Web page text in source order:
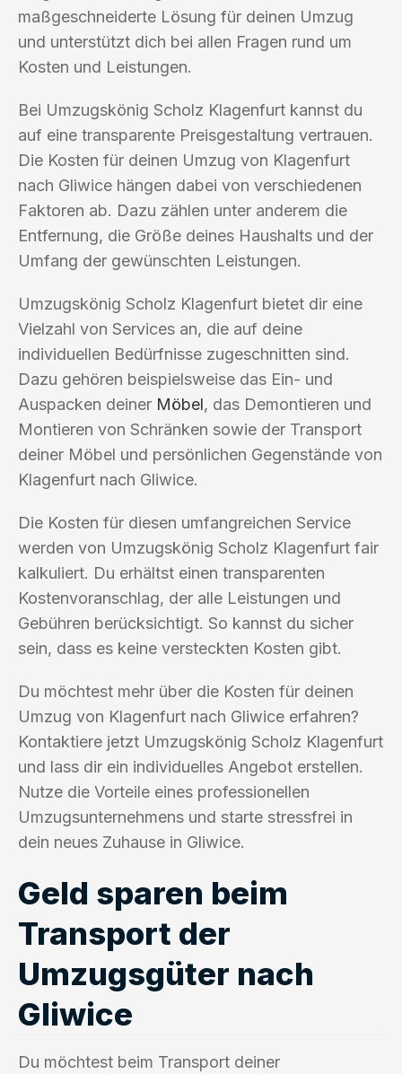
maßgeschneiderte Lösung für deinen Umzug
und unterstützt dich bei allen Fragen rund um
Kosten und Leistungen.
Bei Umzugskönig Scholz Klagenfurt kannst du
auf eine transparente Preisgestaltung vertrauen.
Die Kosten für deinen Umzug von Klagenfurt
nach Gliwice hängen dabei von verschiedenen
Faktoren ab. Dazu zählen unter anderem die
Entfernung, die Größe deines Haushalts und der
Umfang der gewünschten Leistungen.
Umzugskönig Scholz Klagenfurt bietet dir eine
Vielzahl von Services an, die auf deine
individuellen Bedürfnisse zugeschnitten sind.
Dazu gehören beispielsweise das Ein- und
Auspacken deiner Möbel, das Demontieren und
Montieren von Schränken sowie der Transport
deiner Möbel und persönlichen Gegenstände von
Klagenfurt nach Gliwice.
Die Kosten für diesen umfangreichen Service
werden von Umzugskönig Scholz Klagenfurt fair
kalkuliert. Du erhältst einen transparenten
Kostenvoranschlag, der alle Leistungen und
Gebühren berücksichtigt. So kannst du sicher
sein, dass es keine versteckten Kosten gibt.
Du möchtest mehr über die Kosten für deinen
Umzug von Klagenfurt nach Gliwice erfahren?
Kontaktiere jetzt Umzugskönig Scholz Klagenfurt
und lass dir ein individuelles Angebot erstellen.
Nutze die Vorteile eines professionellen
Umzugsunternehmens und starte stressfrei in
dein neues Zuhause in Gliwice.
Geld sparen beim
Transport der
Umzugsgüter nach
Gliwice
Du möchtest beim Transport deiner